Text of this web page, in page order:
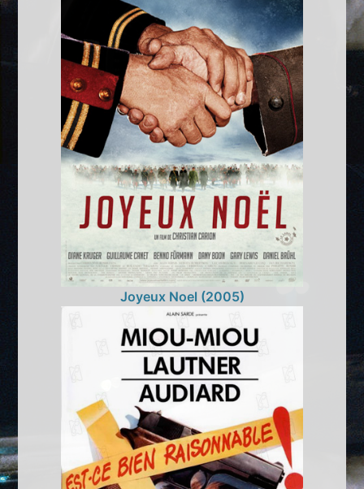
Joyeux Noel (2005)